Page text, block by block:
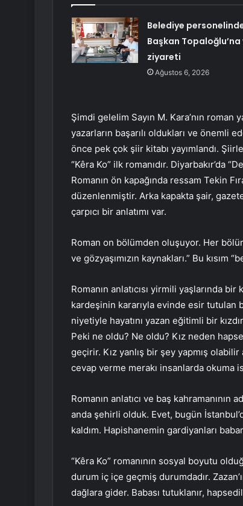
Belediye
Başkan
ziyareti
Ağustos 6, 2026
Şimdi gelelim Sayın M. Kara’nın roman
yazarların başarılı oldukları ve önemli
önce pek çok şiir kitabı yayımlandı.
“Kêra Ko” ilk romanıdır. Diyarbakır’da
Romanın ön kapağında ressam Tekin
düzenlenmiştir. Arka kapakta şair,
çarpıcı bir anlatımı var.
Roman on bölümden oluşuyor. Her
ve gözyaşımızın kaynakları.” Bu kısım
Romanın anlatıcısı yirmili yaşlarında
kardeşinin kararıyla evinde esir tutulan
niyetiyle hayatını yazan eğitimli bir
Peki ne oldu? Ne oldu? Kız neden
geçirir. Kız yanlış bir şey yapmış
cevap verme merakı insanlarda okuma
Romanın anlatıcı ve baş kahramanının
anda şehirli olduk. Evet, bugün
kaldım. Hapishanemin gardiyanları
“Kêra Ko” romanının sosyal boyutu
durum iç içe geçmiş durumdadır.
dağlara gider. Babası tutuklanır,